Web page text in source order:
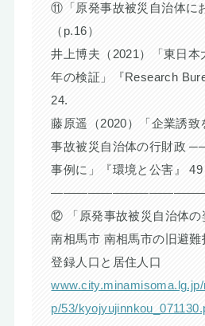
⑪「原発事故被災自治体に
（p.16）
井上博夫（2021）「東日本
年の検証」『Research
24.
藤原遥（2020）「企業誘致
事故被災自治体の行財政
事例に」『環境と公害』
⑫ 「原発事故被災自治体の
南相馬市 南相馬市の旧避
登録人口と居住人口
p/53/